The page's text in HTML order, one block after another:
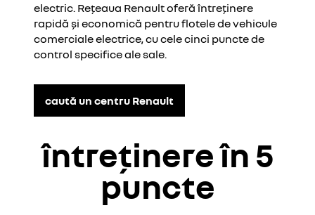
electric. Rețeaua Renault oferă întreținere
rapidă și economică pentru flotele de vehicule
comerciale electrice, cu cele cinci puncte de
control specifice ale sale.
caută un centru Renault
întreținere în 5
puncte